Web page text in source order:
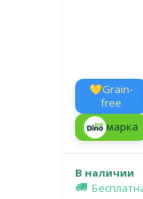
💛Grain-
free
марка
В наличии